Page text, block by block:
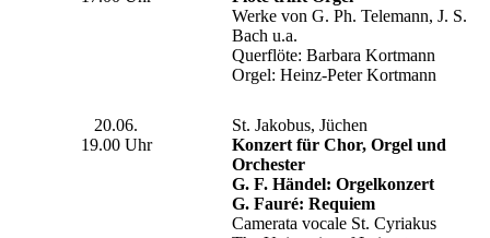
Werke von G. Ph. Telemann, J. S.
Bach u.a.
Querflöte: Barbara Kortmann
Orgel: Heinz-Peter Kortmann
20.06.
19.00 Uhr
St. Jakobus, Jüchen
Konzert für Chor, Orgel und
Orchester
G. F. Händel: Orgelkonzert
G. Fauré: Requiem
Camerata vocale St. Cyriakus